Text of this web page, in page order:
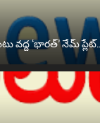
వద్ద ‘భారత్’ నేమ్